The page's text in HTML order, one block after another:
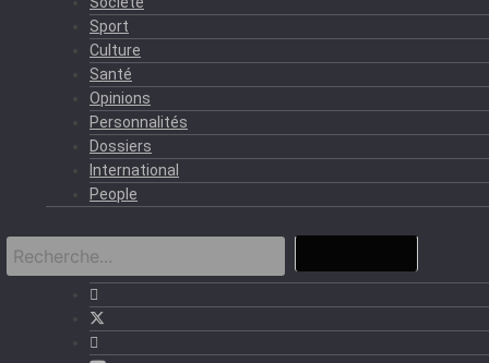
Sport
Culture
Santé
Opinions
Personnalités
Dossiers
International
People